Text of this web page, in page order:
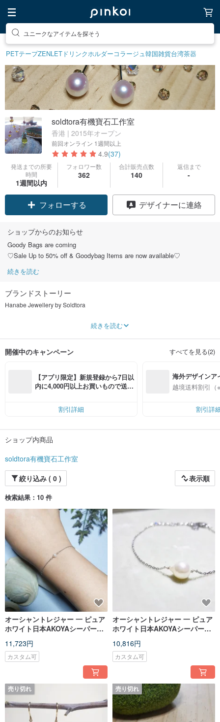
ユニークなアイテムを探そう
PETテープZENLET ドリンクホルダーコラージュ韓国雑貨台湾茶器
soldtora有機寶石工作室
香港 | 2015年オープン
前回オンライン 1週間以上
4.9(37)
発送までの所要
時間
1週間以内
フォロワー数
362
合計販売点数
140
返信まで
-
クーポン取得
フォローする
デザイナーに連絡
ショップからのお知らせ
Goody Bags are coming
♡Sale Up to 50% off & Goodybag Items are now available♡
続きを読む
ブランドストーリー
Hanabe Jewellery by Soldtora
The core idea is to capture the sparkling moment of fireworks, a.k.a. Hanabe in
Japanese Culture.To create our Hanabe Jewellery, it requires mathematics,
amber/coral) We hope to keep creating beautiful things for Urban Flaneur.
A Jewellery Boutique by The Gal Who Sold Tora
ContemporaryCraftmanshipQuality *
of creations from twee to luxe. She put focuses on creating jewellery with a
natural edge. Main elements of her creation are baroque pearls, rough gems
for minimal jewel pieces on their beautiful evening gowns or causal working
Apart from joining local handmade markets, she has participated in the Asia's
Fashion Jewellery & Accessories Fair as a jewellery designer during 2015 and
2018. Her works are also exhibited in the AFLP Fashion Access Exhibition in
March 2016 & 2017. In 2017, she visited Taipei and participated in the
POPUPASIA design expo. She also attended Pinkoi X Ocean Park Festive
Marketplace in 2017.
As an independent crafter, the whole creation process is done by myself. To
ensure quality and uniqueness of my works, I travel often to source interesting
materials for my creation. Over 90% of the materials are personally hand-
picked from Korea, China, Hong Kong and other parts of the world (Depends
on where I travel to ).
My design are minimal yet contemporary. Pearls and gems are beautiful gifts
from nature. I love working with natural elements as it may physically vary
according to season and weather. With adequate care, one can wear it for
many years and wear it for various occasions. I love to create pieces with multi
functions.
All pieces are made by myself, as craftsmanship injects aura to the pieces.
Good craftsmanship leads to durability and aesthetics. It also helps me to
understand each of my pieces and amend the design if any problems
These objectives, namely, Contemporary, Craftsmanship and quality has
always reminded me to create beautiful and heartfelt jewellery, and made my
pieces favoured by my customers very well.
続きを読む
開催中のキャンペーン すべてを見る(2)
【アプリ限定】新規登録から7日以
内に4,000円以上お買いもので送料
割引詳細
海外デザインア
入
越境送料割引（
割引詳
ショップ内商品
soldtora有機寶石工作室
絞り込み ( 0 )
表示順
検索結果：10 件
オーシャントレジャー 一 ピュア
ホワイト日本AKOYAシーパール
作りウェディングアクセサリー -
11,723円
カスタム可
オーシャントレジャー 一 ピュア
ホワイト日本AKOYAシーパール
作りウェディングアクセサリー -
10,816円
カスタム可
売り切れ 売り切れ